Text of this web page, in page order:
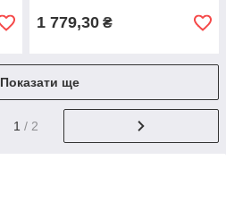
1 779,30 ₴
Показати ще
1 / 2